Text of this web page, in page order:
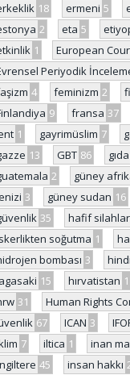
18 ermeni 5
2 eta 5
1 European
Periyodik
4 feminizm 2
9 fransa 37
1 gayrimüslim 7
13 GBT 86 gıda
2 güney
3 güney sudan 16
35 hafif silahlar
soğutma 1
bombası 3
15 hırvatistan 1
31 Human Rights
67 ICAN 3
7 iltica 1 inan
45 insan hakkı